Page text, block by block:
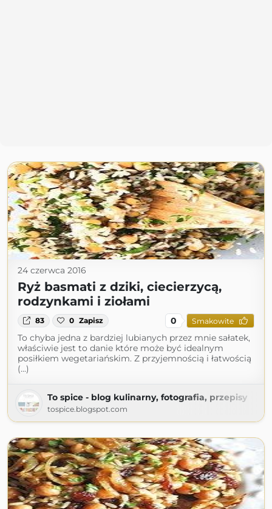
24 czerwca 2016
Ryż basmati z dziki, ciecierzycą,
rodzynkami i ziołami
83 0 Zapisz 0 Smakowite
To chyba jedna z bardziej lubianych przez mnie sałatek,
właściwie jest to danie które może być idealnym
posiłkiem wegetariańskim. Z przyjemnością i łatwością
(...)
To spice - blog kulinarny, fotografia, przepisy
tospice.blogspot.com